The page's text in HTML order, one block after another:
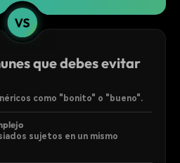
que debes evitar
como "bonito" o "bueno".
sujetos en un mismo